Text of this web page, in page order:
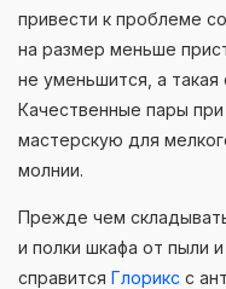
привести к проблеме
на размер меньше
не уменьшится, а
Качественные пары
мастерскую для
молнии.
Прежде чем
и полки шкафа от пыли
справится Глорикс с